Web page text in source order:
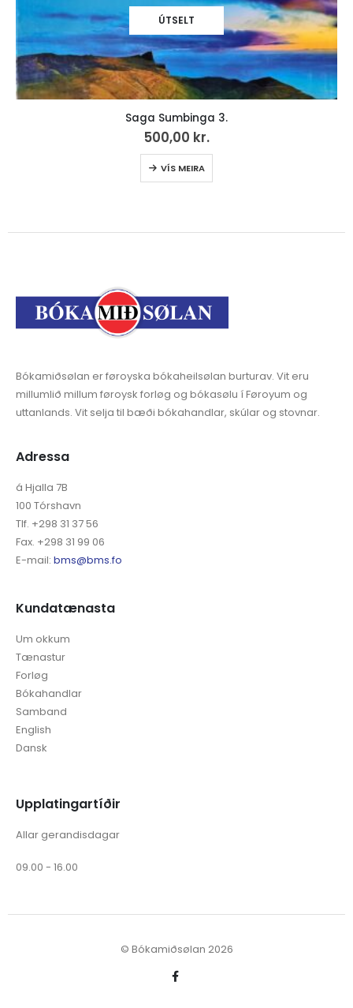
Saga Skálavíkar, Húsavíkar, Skarvanesar, Dals,
50,00
millumlið millum føroysk forløg og bókasølu í Føroyum og
uttanlands. Vit selja til bæði bókahandlar, skúlar og stovnar.
100 Tórshavn
Tlf. +298 31 37 56
Fax. +298 31 99 06
E-mail:bms@bms.fo
Tænastur
Forløg
Bókahandlar
Samband
English
Dansk